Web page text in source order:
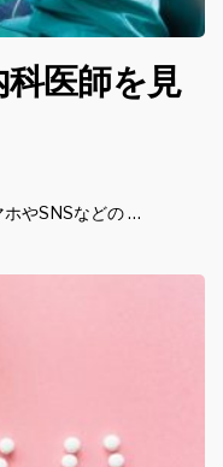
医師を見
やSNSなどの …